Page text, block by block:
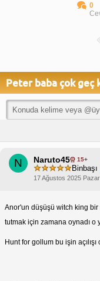
0
Peter baba çok geç
N Naruto45 15+
Binbaşı
17 Ağustos 2025
Anor'un düşüşü witch king bir
tutmak için zamana oynadı o
Hunt for gollum bu işin açılışı